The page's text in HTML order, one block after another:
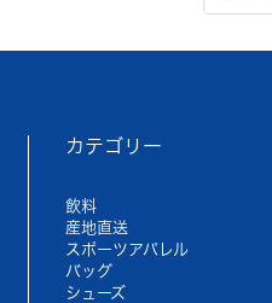
カテゴリー
飲料
産地直送
スポーツアパレル
バッグ
シューズ